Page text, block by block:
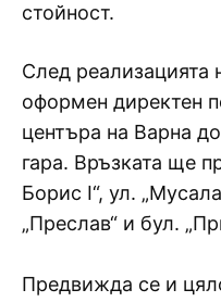
стойност.
След реализацията
оформен директен
центъра на Варна
гара. Връзката ще
Борис I“, ул.
„Преслав“ и бул.
Предвижда се и